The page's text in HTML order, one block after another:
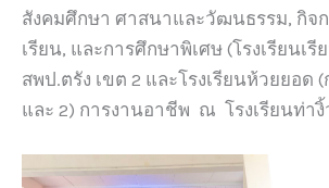
สังคมศึกษา ศาสนาและวัฒนธรรม, กิจ
เรียน, และการศึกษาพิเศษ (โรงเรียนเ
สพป.ตรัง เขต 2 และโรงเรียนห้วยยอด
และ 2) การงานอาชีพ ณ โรงเรียนท่า